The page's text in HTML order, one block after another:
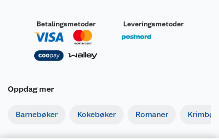
Betalingsmetoder Leveringsmetoder
Oppdag mer
Barnebøker Kokebøker Romaner